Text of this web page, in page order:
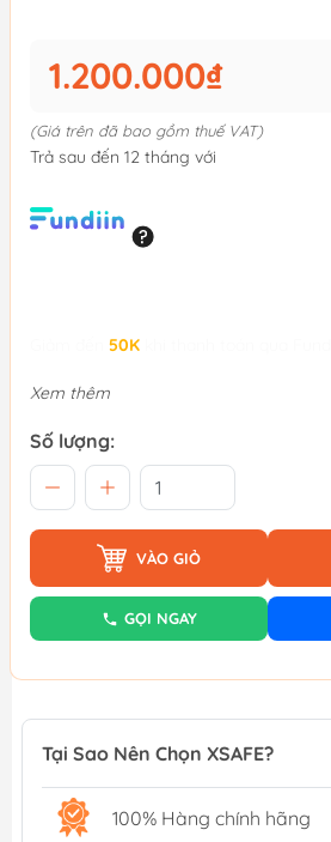
1.200.000₫
(Giá trên đã bao gồm thuế VAT)
Trả sau đến 12 tháng với
50K
Xem thêm
Số lượng:
VÀO GIỎ
GỌI NGAY
Tại Sao Nên Chọn XSAFE?
100% Hàng chính hãng